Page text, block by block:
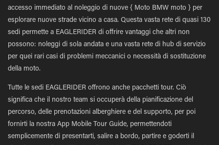
accesso immediato al noleggio di nuove { Moto BMW moto } per
esplorare nuove strade vicino a casa. Questa vasta rete di quasi 130
sedi permette a EAGLERIDER di offrire vantaggi che altri non
possono: noleggi di sola andata e una vasta rete di hub di servizio
per quei rari casi di problemi meccanici o necessità di sostituzione
della moto.
Tutte le sedi EAGLERIDER offrono anche pacchetti tour. Ciò
significa che il nostro team si occuperà della pianificazione del
percorso, delle prenotazioni alberghiere e del supporto, per poi
fornirti la nostra App Mobile Tour Guide, permettendoti
semplicemente di presentarti, salire a bordo, partire e goderti il